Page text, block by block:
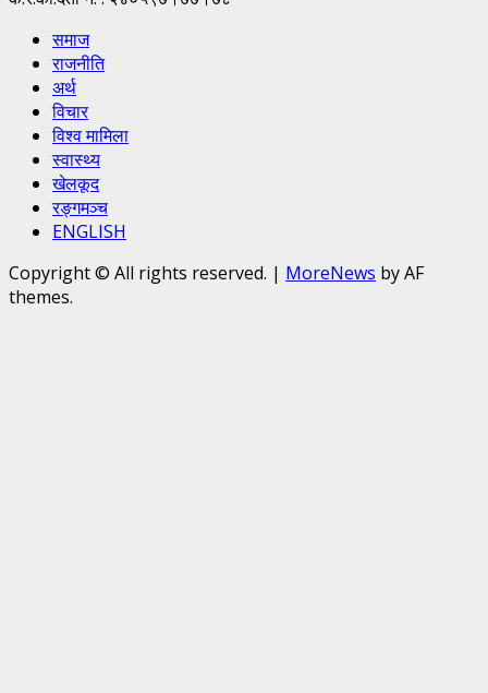
समाज
राजनीति
अर्थ
विचार
विश्व मामिला
स्वास्थ्य
खेलकूद
रङ्गमञ्च
ENGLISH
Copyright © All rights reserved. | MoreNews by AF
themes.